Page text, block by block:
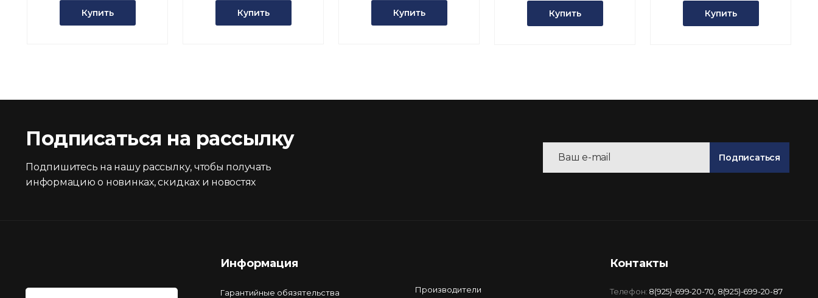
Купить Купить Купить Купить Купить
Подписаться на рассылку
Подпишитесь на нашу рассылку, чтобы получать
информацию о новинках, скидках и новостях
Подписаться
Информация
Гарантийные обязятельства Производители
Контакты
Телефон: 8(925)-699-20-70 8(925)-699-20-87